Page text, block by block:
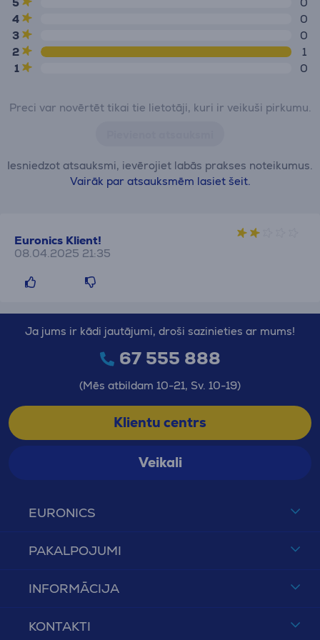
4
0
3
0
2
1
1
0
Preci var novērtēt tikai tie lietotāji, kuri ir veikuši pirkumu.
Iesniedzot atsauksmi, ievērojiet labās prakses noteikumus.
Vairāk par atsauksmēm lasiet šeit.
Euronics Klient!
08.04.2025 21:35
EURONICS
PAKALPOJUMI
INFORMĀCIJA
KONTAKTI
Ja jums ir kādi jautājumi, droši sazinieties ar mums!
67 555 888
(Mēs atbildam 10-21, Sv. 10-19)
Klientu centrs
Veikali